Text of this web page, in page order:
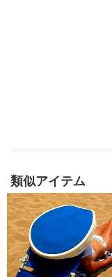
類似アイテム